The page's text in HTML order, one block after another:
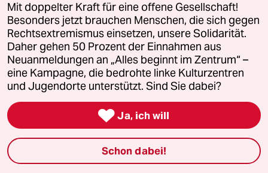
Mauerecho
Freie Rede
reingehen
Newsletter
Mit doppelter Kraft für eine offene Gesellschaft!
Besonders jetzt brauchen Menschen, die sich gegen
Rechtsextremismus einsetzen, unsere Solidarität.
Daher gehen 50 Prozent der Einnahmen aus
Neuanmeldungen an „Alles beginnt im Zentrum“ –
eine Kampagne, die bedrohte linke Kulturzentren
und Jugendorte unterstützt. Sind Sie dabei?
 Ja, ich will
Schon dabei!